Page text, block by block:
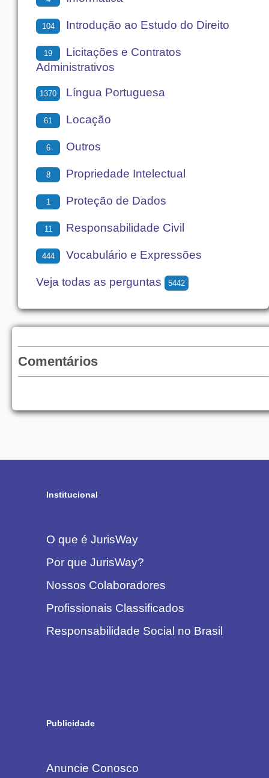
104 Introdução ao Estudo do Direito
19
Licitações e Contratos
Administrativos
1370 Língua Portuguesa
61 Locação
6 Outros
8 Propriedade Intelectual
1 Proteção de Dados
11 Responsabilidade Civil
444 Vocabulário e Expressões
Veja todas as perguntas 5442
Comentários
Institucional
O que é JurisWay
Por que JurisWay?
Nossos Colaboradores
Profissionais Classificados
Responsabilidade Social no Brasil
Publicidade
Anuncie Conosco